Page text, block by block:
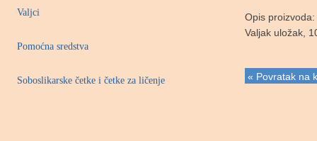
Valjci
Pomoćna sredstva
Soboslikarske četke i četke za ličenje
Opis proizvoda:
Valjak uložak,
« Povratak na